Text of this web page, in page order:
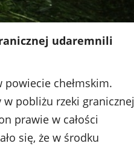
udaremnili
chełmskim.
pobliżu rzeki granicznej
prawie w całości
się, że w środku